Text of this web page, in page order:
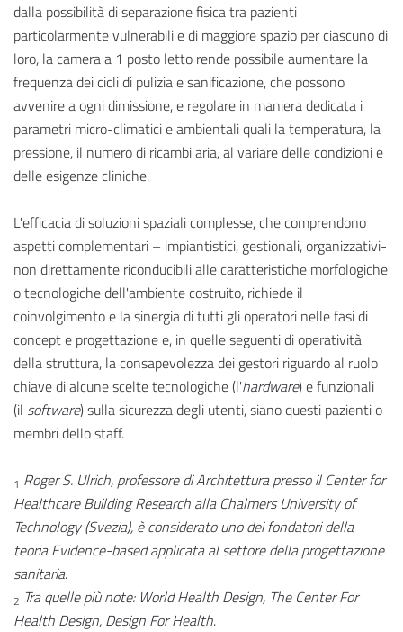
dalla possibilità di separazione fisica tra pazienti
particolarmente vulnerabili e di maggiore spazio per ciascuno di
loro, la camera a 1 posto letto rende possibile aumentare la
frequenza dei cicli di pulizia e sanificazione, che possono
avvenire a ogni dimissione, e regolare in maniera dedicata i
parametri micro-climatici e ambientali quali la temperatura, la
pressione, il numero di ricambi aria, al variare delle condizioni e
delle esigenze cliniche.
L'efficacia di soluzioni spaziali complesse, che comprendono
aspetti complementari – impiantistici, gestionali, organizzativi-
non direttamente riconducibili alle caratteristiche morfologiche
o tecnologiche dell'ambiente costruito, richiede il
coinvolgimento e la sinergia di tutti gli operatori nelle fasi di
concept e progettazione e, in quelle seguenti di operatività
della struttura, la consapevolezza dei gestori riguardo al ruolo
chiave di alcune scelte tecnologiche (l'hardware) e funzionali
(il software) sulla sicurezza degli utenti, siano questi pazienti o
membri dello staff.
1 Roger S. Ulrich, professore di Architettura presso il Center for
Healthcare Building Research alla Chalmers University of
Technology (Svezia), è considerato uno dei fondatori della
teoria Evidence-based applicata al settore della progettazione
sanitaria.
2 Tra quelle più note: World Health Design, The Center For
Health Design, Design For Health.